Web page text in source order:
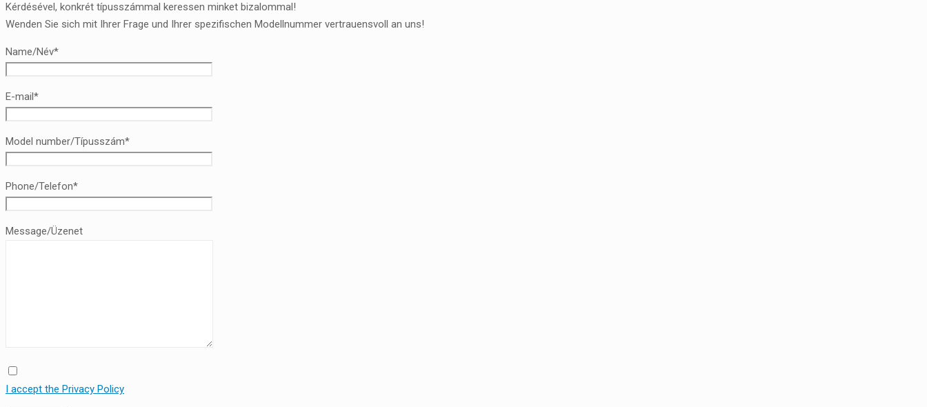
Kérdésével, konkrét típusszámmal keressen minket bizalommal!
Wenden Sie sich mit Ihrer Frage und Ihrer spezifischen Modellnummer vertrauensvoll an uns!
Name/Név*
E-mail*
Model number/Típusszám*
Phone/Telefon*
Message/Üzenet
I accept the Privacy Policy